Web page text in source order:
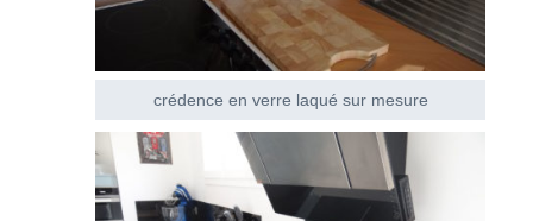
crédence en verre laqué sur mesure